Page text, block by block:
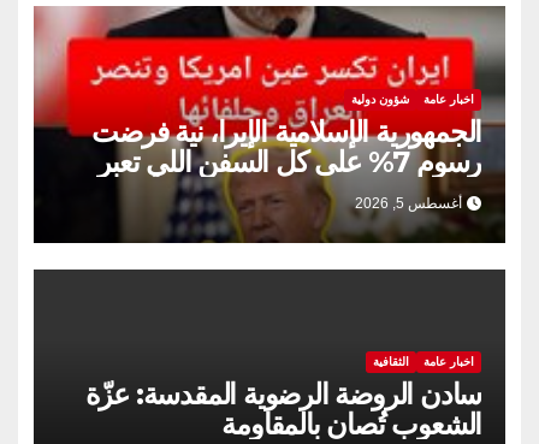
اخبار عامة شؤون دولية
الجمهورية الإسلامية الإيرا، نية فرضت
رسوم 7% على كل السفن اللي تعبر
مضيق هرمز
أغسطس 5, 2026
اخبار عامة الثقافية
سادن الروضة الرضوية المقدسة: عزّة
الشعوب تُصان بالمقاومة